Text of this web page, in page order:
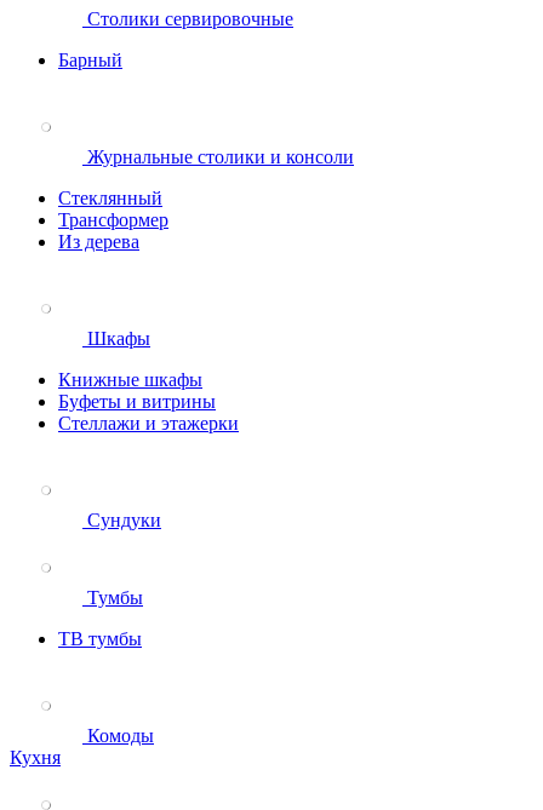
Столики сервировочные
Барный
Журнальные столики и консоли
Стеклянный
Трансформер
Из дерева
Шкафы
Книжные шкафы
Буфеты и витрины
Стеллажи и этажерки
Сундуки
Тумбы
ТВ тумбы
Комоды
Кухня